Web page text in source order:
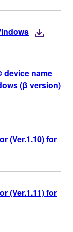
device name
(β version)
(Ver.1.10) for
(Ver.1.11) for